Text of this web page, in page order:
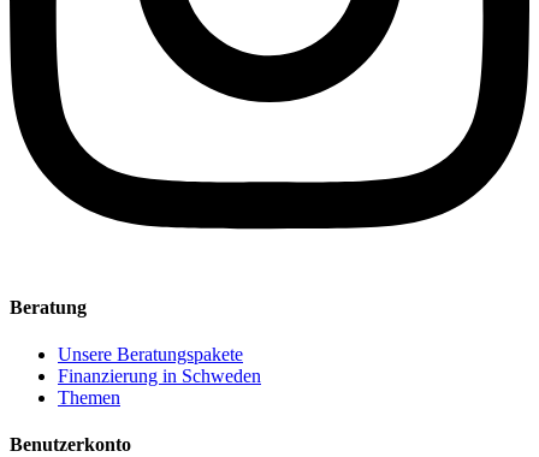
Beratung
Unsere Beratungspakete
Finanzierung in Schweden
Themen
Benutzerkonto